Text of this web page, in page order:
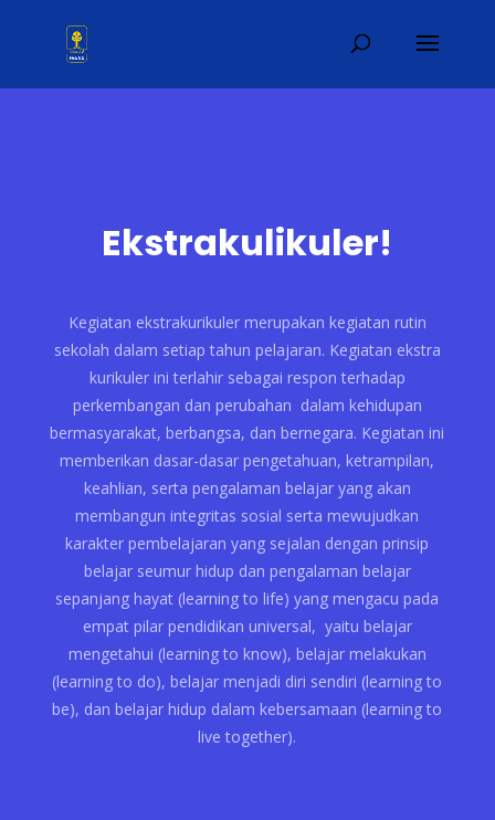
Ekstrakulikuler!
Kegiatan ekstrakurikuler merupakan kegiatan rutin
sekolah dalam setiap tahun pelajaran. Kegiatan ekstra
kurikuler ini terlahir sebagai respon terhadap
perkembangan dan perubahan dalam kehidupan
bermasyarakat, berbangsa, dan bernegara. Kegiatan ini
memberikan dasar-dasar pengetahuan, ketrampilan,
keahlian, serta pengalaman belajar yang akan
membangun integritas sosial serta mewujudkan
karakter pembelajaran yang sejalan dengan prinsip
belajar seumur hidup dan pengalaman belajar
sepanjang hayat (learning to life) yang mengacu pada
empat pilar pendidikan universal, yaitu belajar
mengetahui (learning to know), belajar melakukan
(learning to do), belajar menjadi diri sendiri (learning to
be), dan belajar hidup dalam kebersamaan (learning to
live together).